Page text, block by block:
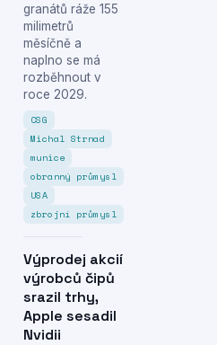
granátů ráže 155
milimetrů
měsíčně a
naplno se má
rozběhnout v
roce 2029.
CSG
Michal Strnad
munice
obranný průmysl
USA
zbrojní průmysl
Výprodej akcií
výrobců čipů
srazil trhy,
Apple sesadil
Nvidii